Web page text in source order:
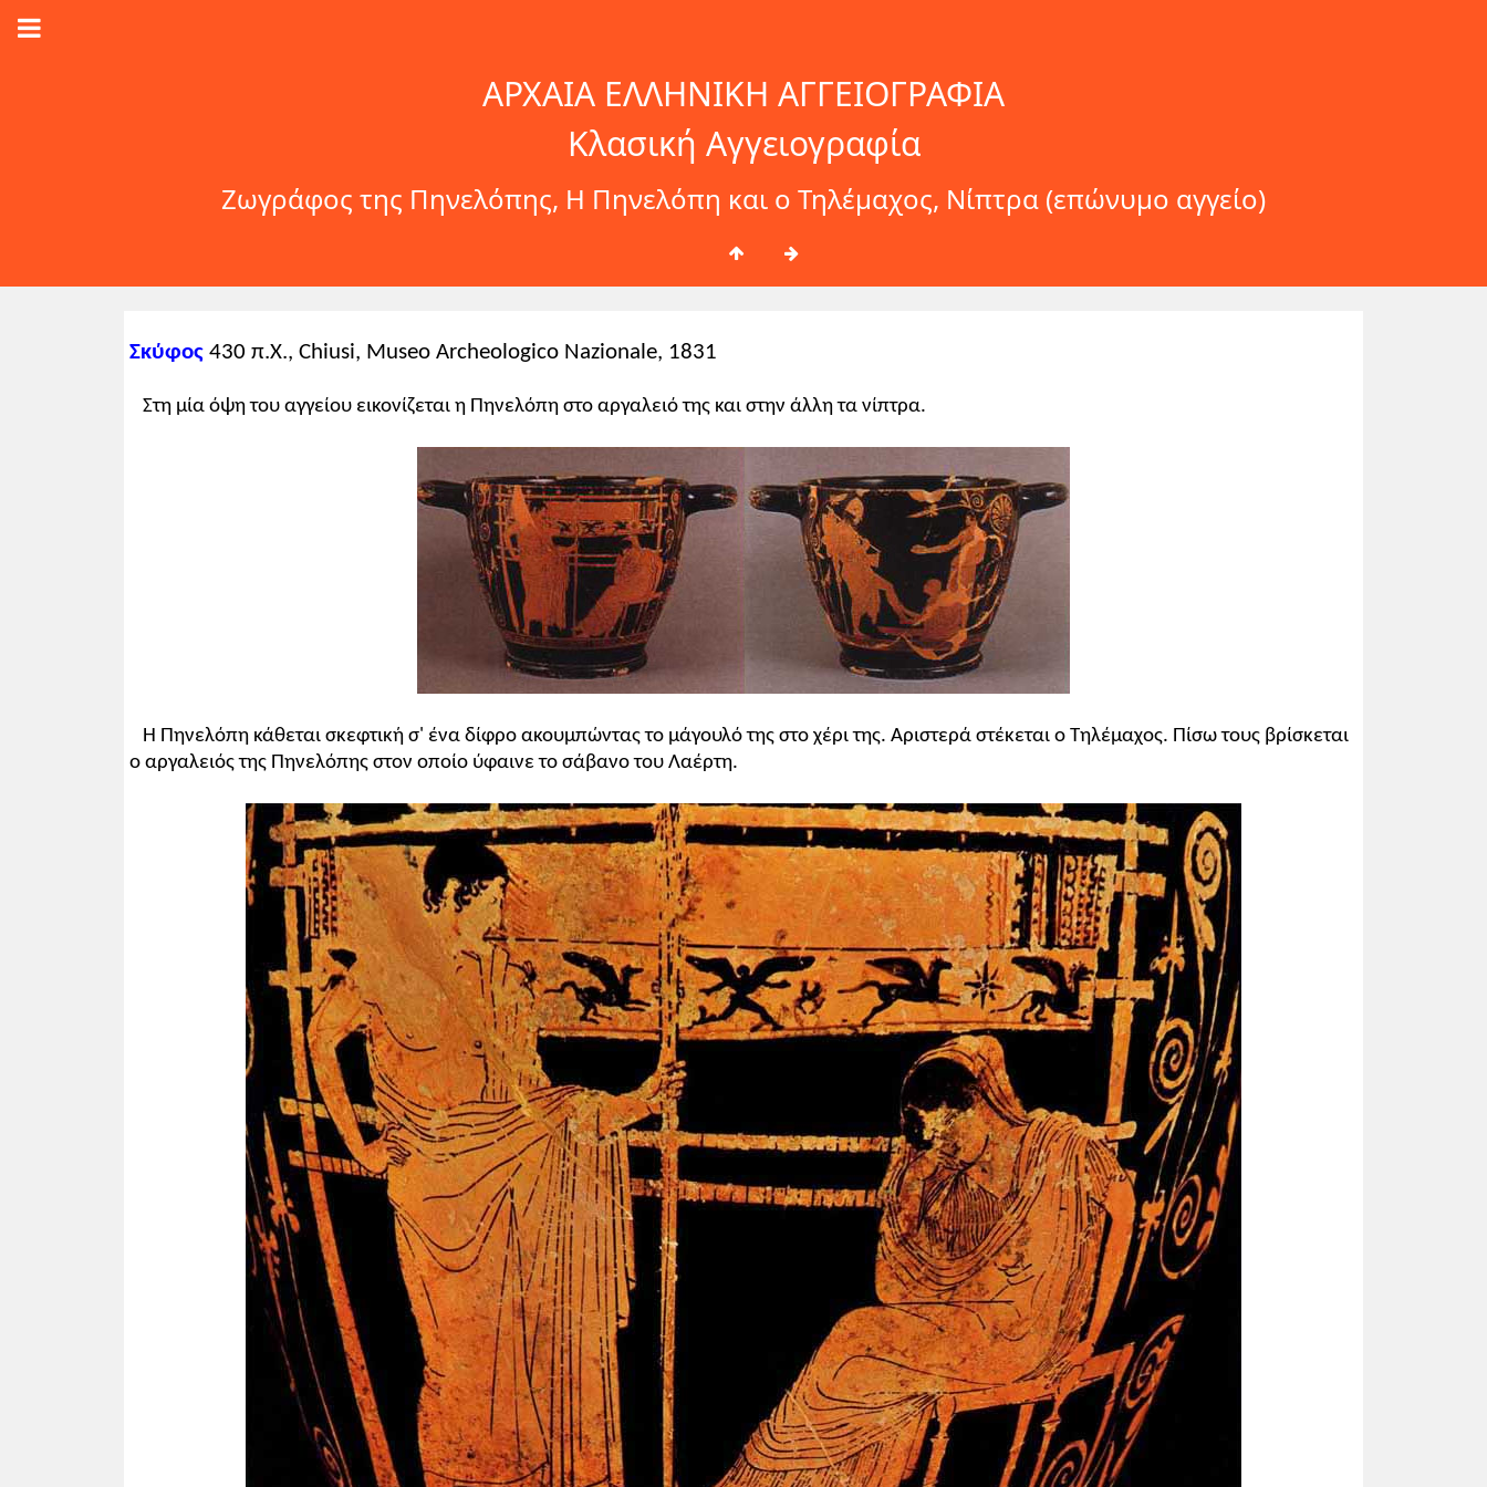
ΑΡΧΑΙΑ ΕΛΛΗΝΙΚΗ ΑΓΓΕΙΟΓΡΑΦΙΑ
Κλασική Αγγειογραφία
Ζωγράφος της Πηνελόπης, Η Πηνελόπη και ο Τηλέμαχος, Νίπτρα (επώνυμο αγγείο)
Σκύφος430 π.Χ., Chiusi, Museo Archeologico Nazionale, 1831
Στη μία όψη του αγγείου εικονίζεται η Πηνελόπη στο αργαλειό της και στην άλλη τα νίπτρα.
Η Πηνελόπη κάθεται σκεφτική σ' ένα δίφρο ακουμπώντας το μάγουλό της στο χέρι της. Αριστερά στέκεται ο Τηλέμαχος. Πίσω τους βρίσκεται
ο αργαλειός της Πηνελόπης στον οποίο ύφαινε το σάβανο του Λαέρτη.